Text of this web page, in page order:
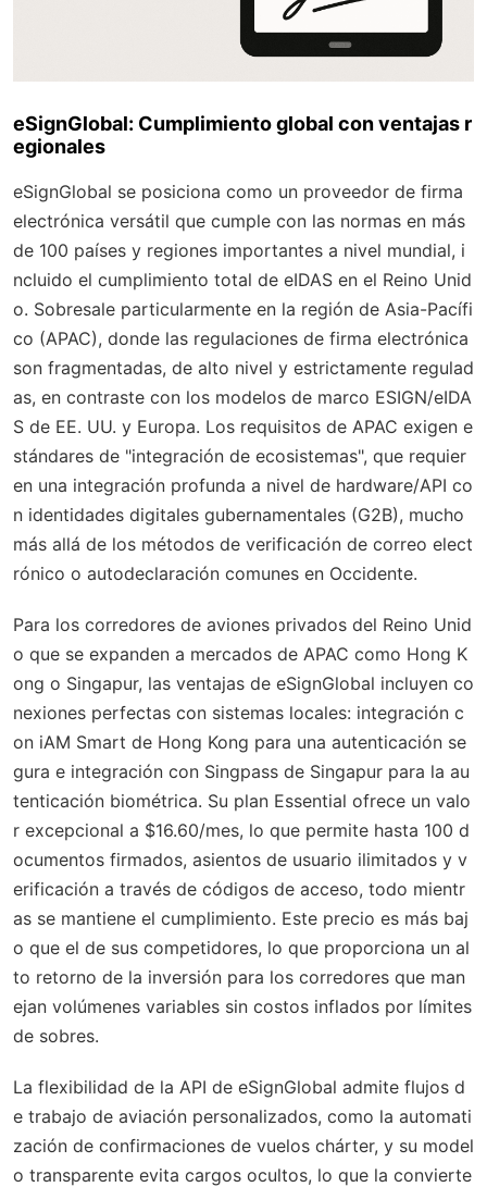
eSignGlobal: Cumplimiento global con ventajas r
egionales
eSignGlobal se posiciona como un proveedor de firma
electrónica versátil que cumple con las normas en más
de 100 países y regiones importantes a nivel mundial, i
ncluido el cumplimiento total de eIDAS en el Reino Unid
o. Sobresale particularmente en la región de Asia-Pacífi
co (APAC), donde las regulaciones de firma electrónica
son fragmentadas, de alto nivel y estrictamente regulad
as, en contraste con los modelos de marco ESIGN/eIDA
S de EE. UU. y Europa. Los requisitos de APAC exigen e
stándares de "integración de ecosistemas", que requier
en una integración profunda a nivel de hardware/API co
n identidades digitales gubernamentales (G2B), mucho
más allá de los métodos de verificación de correo elect
rónico o autodeclaración comunes en Occidente.
Para los corredores de aviones privados del Reino Unid
o que se expanden a mercados de APAC como Hong K
ong o Singapur, las ventajas de eSignGlobal incluyen co
nexiones perfectas con sistemas locales: integración c
on iAM Smart de Hong Kong para una autenticación se
gura e integración con Singpass de Singapur para la au
tenticación biométrica. Su plan Essential ofrece un valo
r excepcional a $16.60/mes, lo que permite hasta 100 d
ocumentos firmados, asientos de usuario ilimitados y v
erificación a través de códigos de acceso, todo mientr
as se mantiene el cumplimiento. Este precio es más baj
o que el de sus competidores, lo que proporciona un al
to retorno de la inversión para los corredores que man
ejan volúmenes variables sin costos inflados por límites
de sobres.
La flexibilidad de la API de eSignGlobal admite flujos d
e trabajo de aviación personalizados, como la automati
zación de confirmaciones de vuelos chárter, y su model
o transparente evita cargos ocultos, lo que la convierte